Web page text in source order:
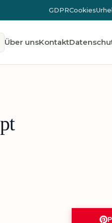
GDPRCookies
Über unsKontakt